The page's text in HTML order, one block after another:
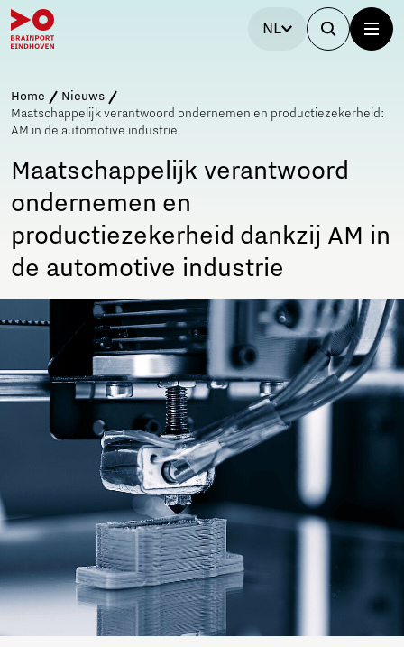
NL
Home
Nieuws
Maatschappelijk verantwoord ondernemen en productiezekerheid:
AM in de automotive industrie
Maatschappelijk verantwoord
ondernemen en
productiezekerheid dankzij AM in
de automotive industrie